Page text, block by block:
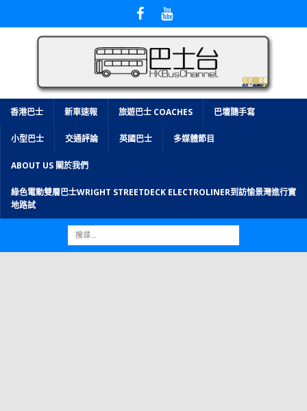
香港巴士 新車速報 旅遊巴士 COACHES 巴壇隨手寫
小型巴士 交通評論 英國巴士 多媒體節目
ABOUT US 關於我們
綠色電動雙層巴士WRIGHT STREETDECK ELECTROLINER到訪愉景灣進行實
地路試